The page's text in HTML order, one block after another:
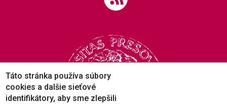
Táto stránka používa súbory
cookies a dalšie sieťové
identifikátory, aby sme zlepšili